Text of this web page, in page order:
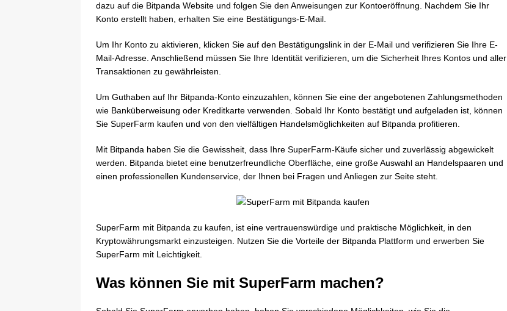
dazu auf die Bitpanda Website und folgen Sie den Anweisungen zur Kontoeröffnung. Nachdem Sie Ihr
Konto erstellt haben, erhalten Sie eine Bestätigungs-E-Mail.
Um Ihr Konto zu aktivieren, klicken Sie auf den Bestätigungslink in der E-Mail und verifizieren Sie Ihre E-
Mail-Adresse. Anschließend müssen Sie Ihre Identität verifizieren, um die Sicherheit Ihres Kontos und aller
Transaktionen zu gewährleisten.
Um Guthaben auf Ihr Bitpanda-Konto einzuzahlen, können Sie eine der angebotenen Zahlungsmethoden
wie Banküberweisung oder Kreditkarte verwenden. Sobald Ihr Konto bestätigt und aufgeladen ist, können
Sie SuperFarm kaufen und von den vielfältigen Handelsmöglichkeiten auf Bitpanda profitieren.
Mit Bitpanda haben Sie die Gewissheit, dass Ihre SuperFarm-Käufe sicher und zuverlässig abgewickelt
werden. Bitpanda bietet eine benutzerfreundliche Oberfläche, eine große Auswahl an Handelspaaren und
einen professionellen Kundenservice, der Ihnen bei Fragen und Anliegen zur Seite steht.
SuperFarm mit Bitpanda zu kaufen, ist eine vertrauenswürdige und praktische Möglichkeit, in den
Kryptowährungsmarkt einzusteigen. Nutzen Sie die Vorteile der Bitpanda Plattform und erwerben Sie
SuperFarm mit Leichtigkeit.
Was können Sie mit SuperFarm machen?